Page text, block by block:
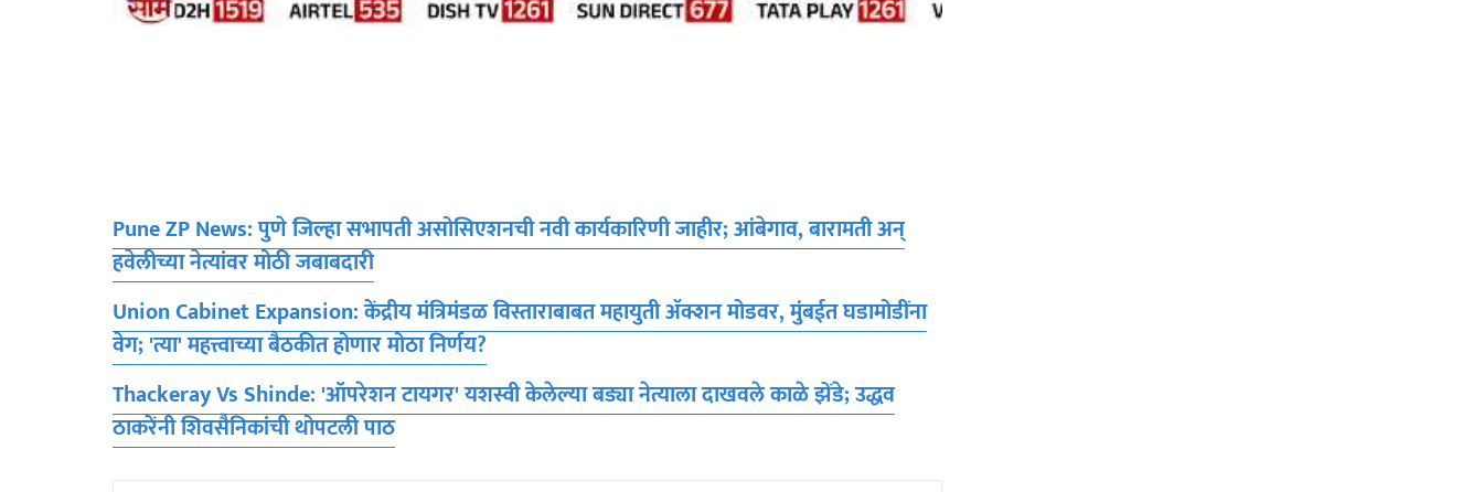
Pune ZP News: पुणे जिल्हा सभापती असोसिएशनची नवी कार्यकारिणी जाहीर; आंबेगाव, बारामती अन्
हवेलीच्या नेत्यांवर मोठी जबाबदारी
Union Cabinet Expansion: केंद्रीय मंत्रिमंडळ विस्ताराबाबत महायुती ॲक्शन मोडवर, मुंबईत घडामोडींना
वेग; 'त्या' महत्त्वाच्या बैठकीत होणार मोठा निर्णय?
Thackeray Vs Shinde: 'ऑपरेशन टायगर' यशस्वी केलेल्या बड्या नेत्याला दाखवले काळे झेंडे; उद्धव
ठाकरेंनी शिवसैनिकांची थोपटली पाठ